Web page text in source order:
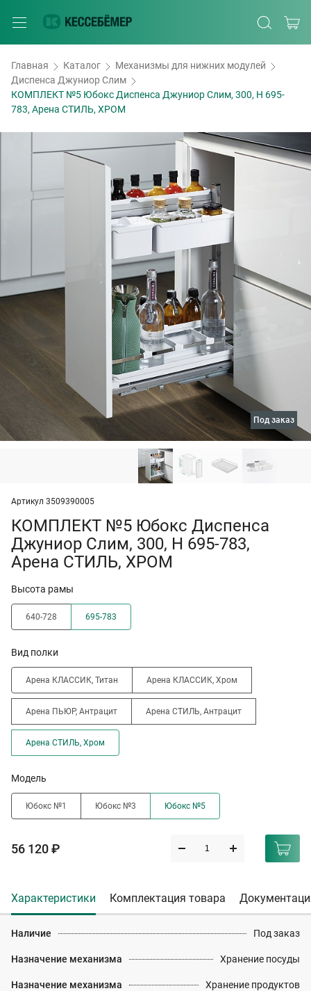
Главная Каталог
Механизмы для нижних модулей
Диспенса Джуниор Слим
КОМПЛЕКТ №5 Юбокс Диспенса Джуниор Слим, 300, H 695-
783, Арена СТИЛЬ, ХРОМ
под заказ
Артикул 3509390005
КОМПЛЕКТ №5 Юбокс Диспенса
Джуниор Слим, 300, H 695-783,
Арена СТИЛЬ, ХРОМ
Высота рамы
640-728 695-783
Вид полки
Арена КЛАССИК, Титан Арена КЛАССИК, Хром
Арена ПЬЮР, Антрацит Арена СТИЛЬ, Антрацит
Арена СТИЛЬ, Хром
Модель
Юбокс №1 Юбокс №3 Юбокс №5
56 120 ₽
Характеристики Комплектация товара
Наличие Под заказ
Назначение механизма Хранение посуды
Назначение механизма Хранение продуктов